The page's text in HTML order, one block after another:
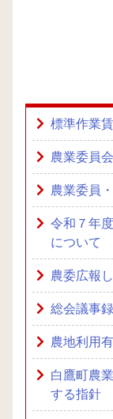
標準作業
農業委員
農業委員
令和７年
について
農委広報
総会議事録
農地利用
白鷹町農
する指針